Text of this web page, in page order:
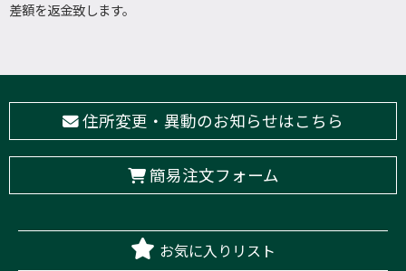
差額を返金致します。
住所変更・異動のお知らせはこちら
簡易注文フォーム
お気に入りリスト